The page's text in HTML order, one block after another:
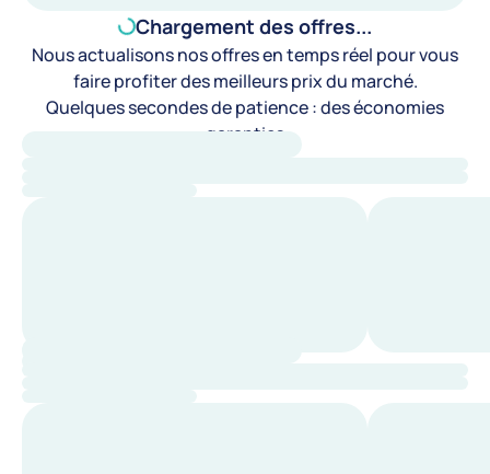
Chargement des offres...
Nous actualisons nos offres en temps réel pour vous
faire profiter des meilleurs prix du marché.
Quelques secondes de patience : des économies
garanties